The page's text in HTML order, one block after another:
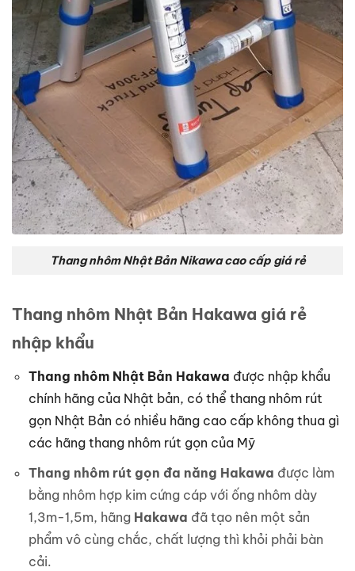
Thang nhôm Nhật Bản Nikawa cao cấp giá rẻ
Thang nhôm Nhật Bản Hakawa giá rẻ
nhập khẩu
Thang nhôm Nhật Bản Hakawa được nhập khẩu
chính hãng của Nhật bản, có thể thang nhôm rút
gọn Nhật Bản có nhiều hãng cao cấp không thua gì
các hãng thang nhôm rút gọn của Mỹ
Thang nhôm rút gọn đa năng Hakawa được làm
bằng nhôm hợp kim cứng cáp với ống nhôm dày
1,3m-1,5m, hãng Hakawa đã tạo nên một sản
phẩm vô cùng chắc, chất lượng thì khỏi phải bàn
cải.